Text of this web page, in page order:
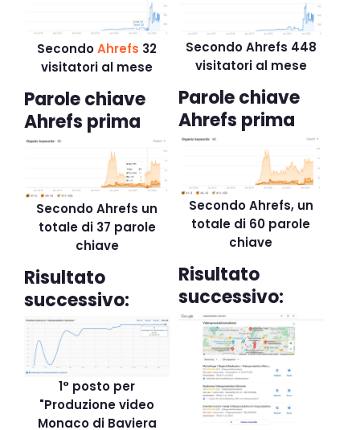
SecondoAhrefs 32
visitatori al mese
Parole chiave
Ahrefs prima
Secondo Ahrefs un
totale di 37 parole
chiave
Risultato
successivo:
1° posto per
"Produzione video
Monaco di Baviera
Secondo Ahrefs 448
visitatori al mese
Parole chiave
Ahrefs prima
Secondo Ahrefs, un
totale di 60 parole
chiave
Risultato
successivo: